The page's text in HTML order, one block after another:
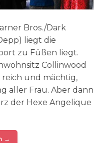
Bros./Dark
liegt die
zu Füßen liegt.
Collinwood
reich und mächtig,
aller Frau. Aber dann
der Hexe Angelique
→